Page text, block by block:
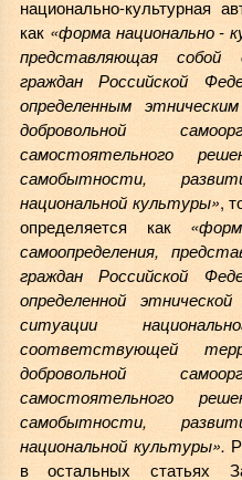
национально-культурная
как «форма национально -
представляющая собой
граждан Российской
определенным
добровольной
самостоятельного
самобытности,
национальной культуры»,
определяется как
самоопределения,
граждан Российской
определенной
ситуации
соответствующей
добровольной
самостоятельного
самобытности,
национальной культуры».
в остальных статьях